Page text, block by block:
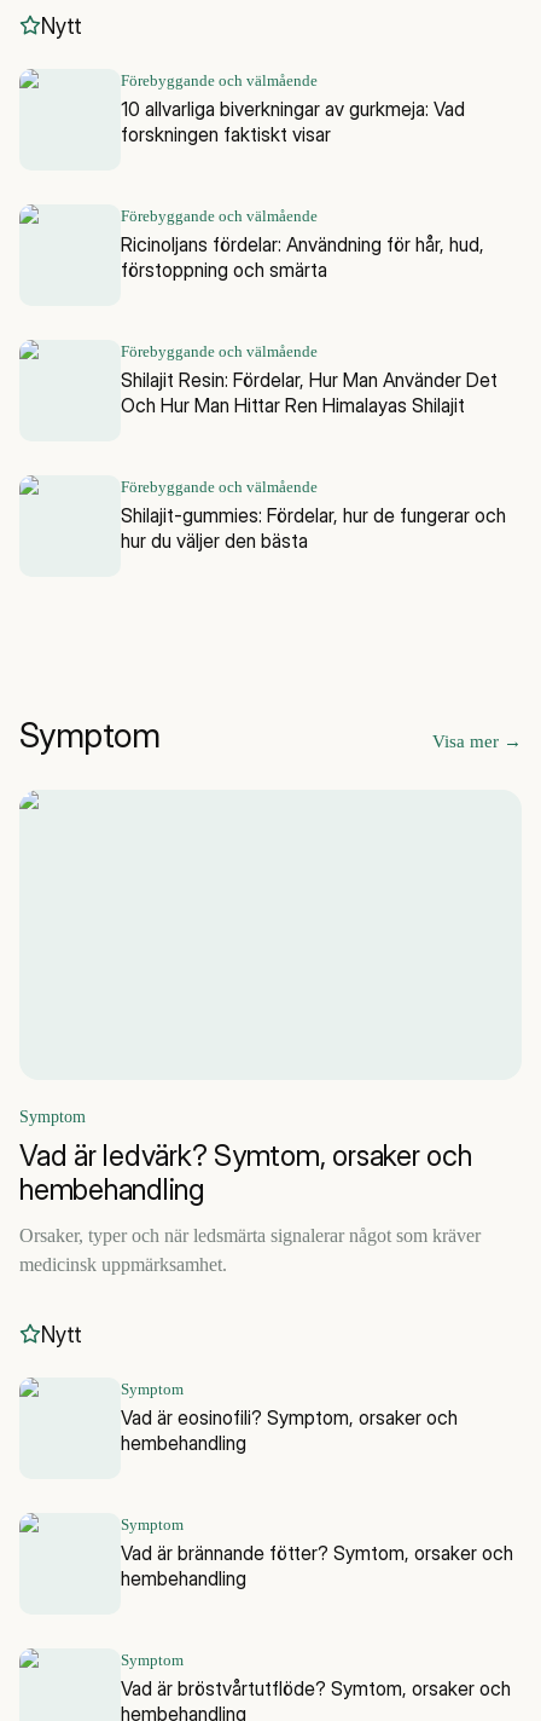
Nytt
Förebyggande och välmående
10 allvarliga biverkningar av gurkmeja: Vad
forskningen faktiskt visar
Förebyggande och välmående
Ricinoljans fördelar: Användning för hår, hud,
förstoppning och smärta
Förebyggande och välmående
Shilajit Resin: Fördelar, Hur Man Använder Det
Och Hur Man Hittar Ren Himalayas Shilajit
Förebyggande och välmående
Shilajit-gummies: Fördelar, hur de fungerar och
hur du väljer den bästa
Symptom Visa mer →
Symptom
Vad är ledvärk? Symtom, orsaker och
hembehandling
Orsaker, typer och när ledsmärta signalerar något som kräver
medicinsk uppmärksamhet.
Nytt
Symptom
Vad är eosinofili? Symptom, orsaker och
hembehandling
Symptom
Vad är brännande fötter? Symtom, orsaker och
hembehandling
Symptom
Vad är bröstvårtutflöde? Symtom, orsaker och
hembehandling